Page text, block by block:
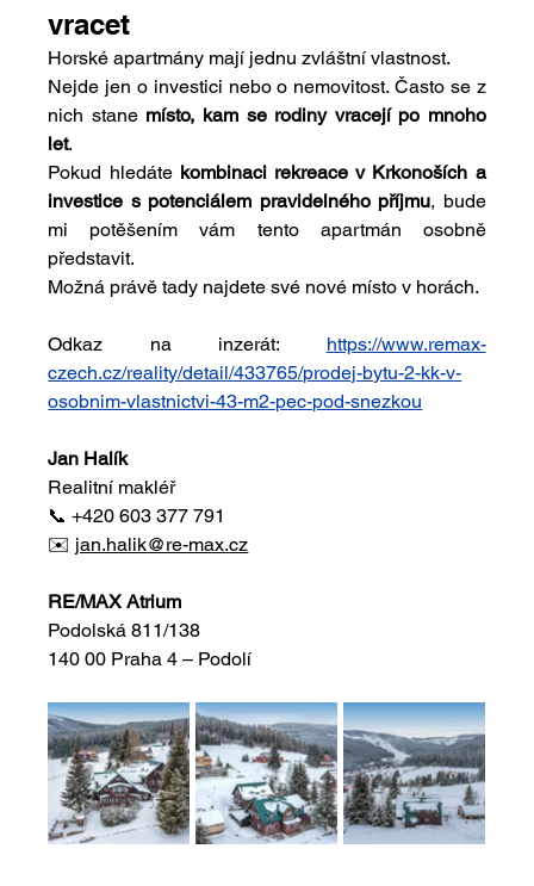
vracet
Horské apartmány mají jednu zvláštní vlastnost.
Nejde jen o investici nebo o nemovitost. Často se z
nich stane místo, kam se rodiny vracejí po mnoho
let.
Pokud hledáte kombinaci rekreace v Krkonoších a
investice s potenciálem pravidelného příjmu, bude
mi potěšením vám tento apartmán osobně
představit.
Možná právě tady najdete své nové místo v horách.
Odkaz na inzerát: https://www.remax-
czech.cz/reality/detail/433765/prodej-bytu-2-kk-v-
osobnim-vlastnictvi-43-m2-pec-pod-snezkou
Jan Halík
Realitní makléř
📞 +420 603 377 791
✉️ jan.halik@re-max.cz
RE/MAX Atrium
Podolská 811/138
140 00 Praha 4 – Podolí